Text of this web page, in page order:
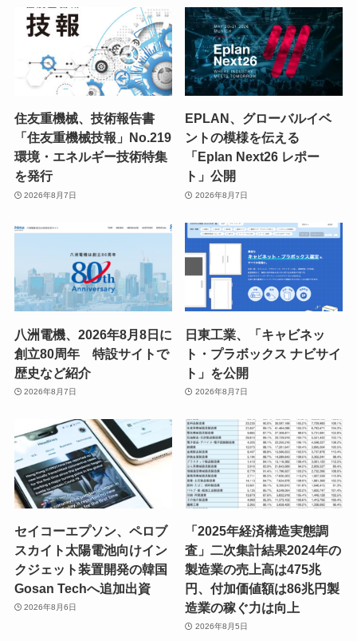
住友重機械、技術報告書
「住友重機械技報」No.219
環境・エネルギー技術特集
を発行
2026年8月7日
EPLAN、グローバルイベ
ントの模様を伝える
「Eplan Next26 レポー
ト」公開
2026年8月7日
八洲電機、2026年8月8日に
創立80周年 特設サイトで
歴史など紹介
2026年8月7日
日東工業、「キャビネッ
ト・プラボックス ナビサイ
ト」を公開
2026年8月7日
セイコーエプソン、ペロブ
スカイト太陽電池向けイン
クジェット装置開発の韓国
Gosan Techへ追加出資
2026年8月6日
「2025年経済構造実態調
査」二次集計結果2024年の
製造業の売上高は475兆
円、付加価値額は86兆円製
造業の稼ぐ力は向上
2026年8月5日